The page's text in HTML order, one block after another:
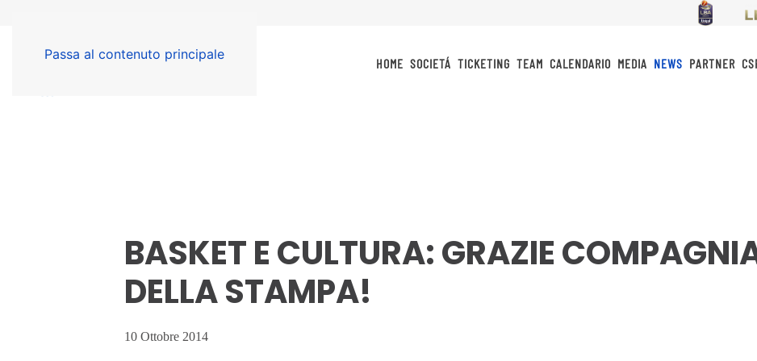
Passa al contenuto principale
HOME SOCIETÁ TICKETING TEAM CALENDARIO MEDIA NEWS PARTNER
BASKET E CULTURA: GRAZIE
DELLA STAMPA!
10 Ottobre 2014